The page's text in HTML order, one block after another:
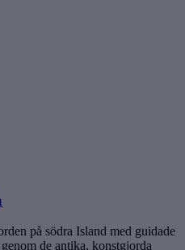
på södra Island med guidade
de antika, konstgjorda